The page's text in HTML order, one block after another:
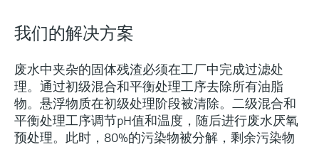
我们的解决方案
废水中夹杂的固体残渣必须在工厂中完成过滤处
理。通过初级混合和平衡处理工序去除所有油脂
物。悬浮物质在初级处理阶段被清除。二级混合和
平衡处理工序调节pH值和温度，随后进行废水厌氧
预处理。此时，80%的污染物被分解，剩余污染物